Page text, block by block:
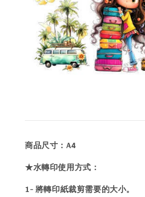
商品尺寸：A4
★水轉印使用方式：
1- 將轉印紙裁剪需要的大小。